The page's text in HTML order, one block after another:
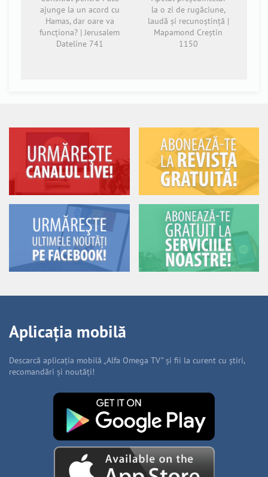
ajunge la un acord cu
Hamas, dar oare va
funcționa? | Jerusalem
Dateline 741
la o zi de rugăciune,
laudă și recunoștință |
Mapamond Creștin
1150
Aplicația mobilă
Descarcă aplicația mobilă „Alfa Omega TV” și fii la curent cu știri,
recomandări și noutăți!